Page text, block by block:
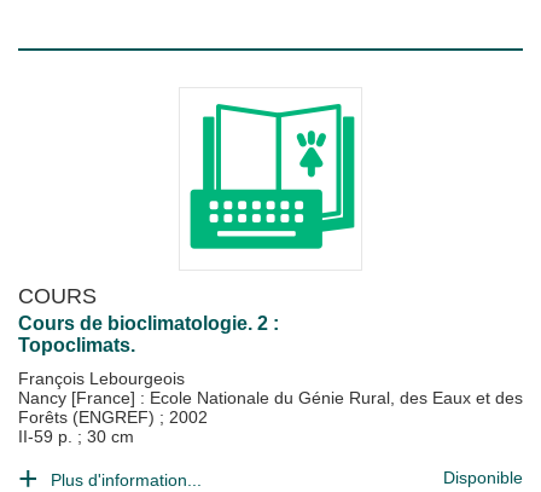
COURS
Cours de bioclimatologie. 2 :
Topoclimats.
François Lebourgeois
Nancy [France] : Ecole Nationale du Génie Rural, des Eaux et des
Forêts (ENGREF) ; 2002
II-59 p. ; 30 cm
Plus d'information... Disponible